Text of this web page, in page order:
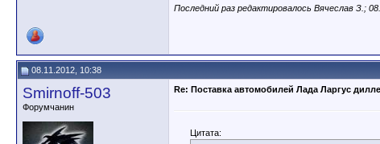
Последний раз редактировалось Вячеслав З.;
08.11.2012, 10:38
Smirnoff-503
Форумчанин
Re: Поставка автомобилей Лада Ларгус
Цитата: